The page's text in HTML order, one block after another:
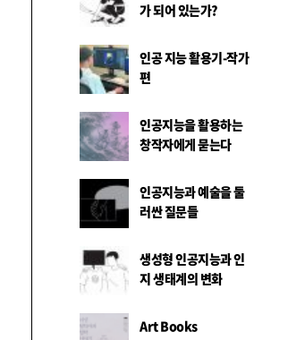
가 되어 있는가?
인공 지능 활용기-작가
편
인공지능을 활용하는
창작자에게 묻는다
인공지능과 예술을 둘
러싼 질문들
생성형 인공지능과 인
지 생태계의 변화
Art Books